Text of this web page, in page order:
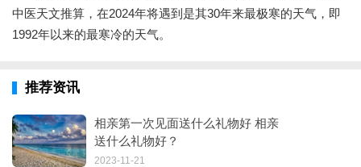
中医天文推算，在2024年将遇到是其30年来最极寒的天气，即
1992年以来的最寒冷的天气。
推荐资讯
相亲第一次见面送什么礼物好 相亲
送什么礼物好？
2023-11-21